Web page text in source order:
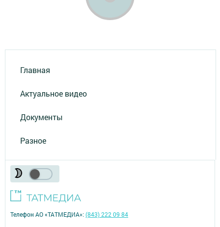
Главная
Актуальное видео
Документы
Разное
Телефон АО «ТАТМЕДИА»:(843) 222 09 84